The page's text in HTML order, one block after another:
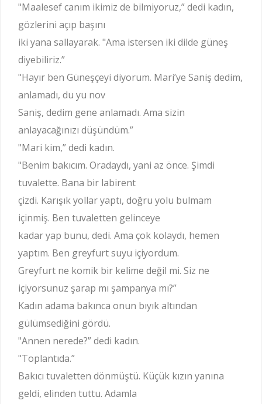
"Maalesef canım ikimiz de bilmiyoruz,” dedi kadın,
gözlerini açıp başını
iki yana sallayarak. "Ama istersen iki dilde güneş
diyebiliriz.”
"Hayır ben Güneşçeyi diyorum. Mari’ye Saniş dedim,
anlamadı, du yu nov
Saniş, dedim gene anlamadı. Ama sizin
anlayacağınızı düşündüm.”
"Mari kim,” dedi kadın.
"Benim bakıcım. Oradaydı, yani az önce. Şimdi
tuvalette. Bana bir labirent
çizdi. Karışık yollar yaptı, doğru yolu bulmam
içinmiş. Ben tuvaletten gelinceye
kadar yap bunu, dedi. Ama çok kolaydı, hemen
yaptım. Ben greyfurt suyu içiyordum.
Greyfurt ne komik bir kelime değil mi. Siz ne
içiyorsunuz şarap mı şampanya mı?”
Kadın adama bakınca onun bıyık altından
gülümsediğini gördü.
"Annen nerede?” dedi kadın.
"Toplantıda.”
Bakıcı tuvaletten dönmüştü. Küçük kızın yanına
geldi, elinden tuttu. Adamla